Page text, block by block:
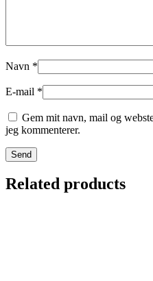
Navn *
E-mail *
Gem mit navn, mail og
jeg kommenterer.
Related products